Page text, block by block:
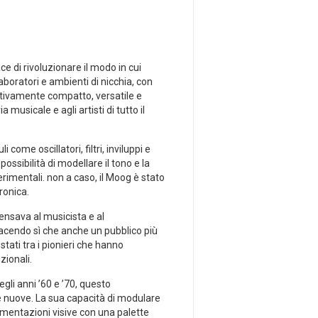
di rivoluzionare il modo⁣ in cui
e ambienti di nicchia, con
compatto, ​versatile e
musicale‌ e‍ agli⁢ artisti di tutto il
come oscillatori, filtri,⁢ inviluppi e
di modellare ⁣il tono e la
non ⁢a caso, il ‌Moog⁤ è stato
al musicista e al
‌sì ⁢che anche un pubblico ​più​
tra​ i⁤ pionieri che hanno
anni⁤ ’60 e ’70, questo
La sua capacità di modulare
visive‌ con ⁢una‍ palette